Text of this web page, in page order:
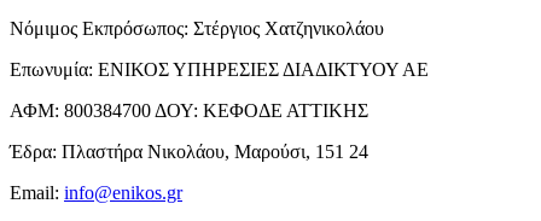
Νόμιμος Εκπρόσωπος: Στέργιος Χατζηνικολάου
Επωνυμία: ΕΝΙΚΟΣ ΥΠΗΡΕΣΙΕΣ ΔΙΑΔΙΚΤΥΟΥ ΑΕ
ΑΦΜ: 800384700 ΔΟΥ: ΚΕΦΟΔΕ ΑΤΤΙΚΗΣ
Έδρα: Πλαστήρα Νικολάου, Μαρούσι, 151 24
Email: info@enikos.gr